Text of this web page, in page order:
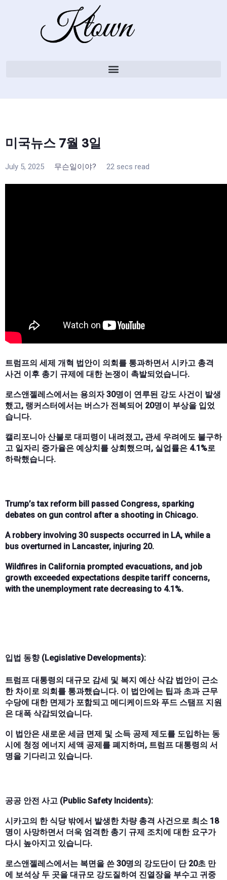
미국뉴스 7월 3일
July 5, 2025 무슨일이야? 22 secs read
트럼프의 세제 개혁 법안이 의회를 통과하면서 시카고 총격
사건 이후 총기 규제에 대한 논쟁이 촉발되었습니다.
로스앤젤레스에서는 용의자 30명이 연루된 강도 사건이 발생
했고, 랭커스터에서는 버스가 전복되어 20명이 부상을 입었
습니다.
캘리포니아 산불로 대피령이 내려졌고, 관세 우려에도 불구하
고 일자리 증가율은 예상치를 상회했으며, 실업률은 4.1%로
하락했습니다.
Trump’s tax reform bill passed Congress, sparking
debates on gun control after a shooting in Chicago.
A robbery involving 30 suspects occurred in LA, while a
bus overturned in Lancaster, injuring 20.
Wildfires in California prompted evacuations, and job
growth exceeded expectations despite tariff concerns,
with the unemployment rate decreasing to 4.1%.
입법 동향 (Legislative Developments):
트럼프 대통령의 대규모 감세 및 복지 예산 삭감 법안이 근소
한 차이로 의회를 통과했습니다. 이 법안에는 팁과 초과 근무
수당에 대한 면제가 포함되고 메디케이드와 푸드 스탬프 지원
은 대폭 삭감되었습니다.
이 법안은 새로운 세금 면제 및 소득 공제 제도를 도입하는 동
시에 청정 에너지 세액 공제를 폐지하며, 트럼프 대통령의 서
명을 기다리고 있습니다.
공공 안전 사고 (Public Safety Incidents):
시카고의 한 식당 밖에서 발생한 차량 총격 사건으로 최소 18
명이 사망하면서 더욱 엄격한 총기 규제 조치에 대한 요구가
다시 높아지고 있습니다.
로스앤젤레스에서는 복면을 쓴 30명의 강도단이 단 20초 만
에 보석상 두 곳을 대규모 강도질하여 진열장을 부수고 귀중